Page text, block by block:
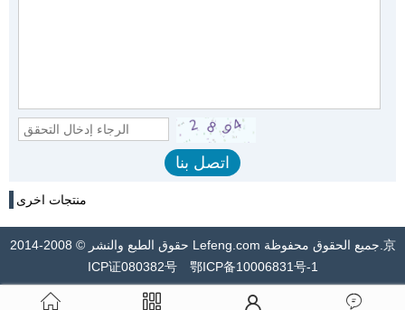
منتجات اخرى
حقوق الطبع والنشر © 2008-2014 Lefeng.com جميع الحقوق محفوظة.京
ICP证080382号 鄂ICP备10006831号-1